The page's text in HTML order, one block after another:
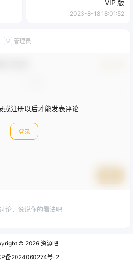
VIP 版
2023-8-18 18:01:52
M 管理员
或注册以后才能发表评论
登录
论，说说你的看法吧
© 2026 资源吧
备2024060274号-2